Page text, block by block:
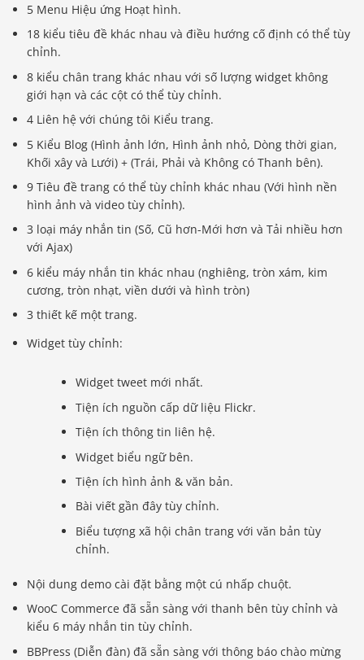
5 Menu Hiệu ứng Hoạt hình.
18 kiểu tiêu đề khác nhau và điều hướng cố định có thể tùy
chỉnh.
8 kiểu chân trang khác nhau với số lượng widget không
giới hạn và các cột có thể tùy chỉnh.
4 Liên hệ với chúng tôi Kiểu trang.
5 Kiểu Blog (Hình ảnh lớn, Hình ảnh nhỏ, Dòng thời gian,
Khối xây và Lưới) + (Trái, Phải và Không có Thanh bên).
9 Tiêu đề trang có thể tùy chỉnh khác nhau (Với hình nền
hình ảnh và video tùy chỉnh).
3 loại máy nhắn tin (Số, Cũ hơn-Mới hơn và Tải nhiều hơn
với Ajax)
6 kiểu máy nhắn tin khác nhau (nghiêng, tròn xám, kim
cương, tròn nhạt, viền dưới và hình tròn)
3 thiết kế một trang.
Widget tùy chỉnh:
Widget tweet mới nhất.
Tiện ích nguồn cấp dữ liệu Flickr.
Tiện ích thông tin liên hệ.
Widget biểu ngữ bên.
Tiện ích hình ảnh & văn bản.
Bài viết gần đây tùy chỉnh.
Biểu tượng xã hội chân trang với văn bản tùy
chỉnh.
Nội dung demo cài đặt bằng một cú nhấp chuột.
WooC Commerce đã sẵn sàng với thanh bên tùy chỉnh và
kiểu 6 máy nhắn tin tùy chỉnh.
BBPress (Diễn đàn) đã sẵn sàng với thông báo chào mừng